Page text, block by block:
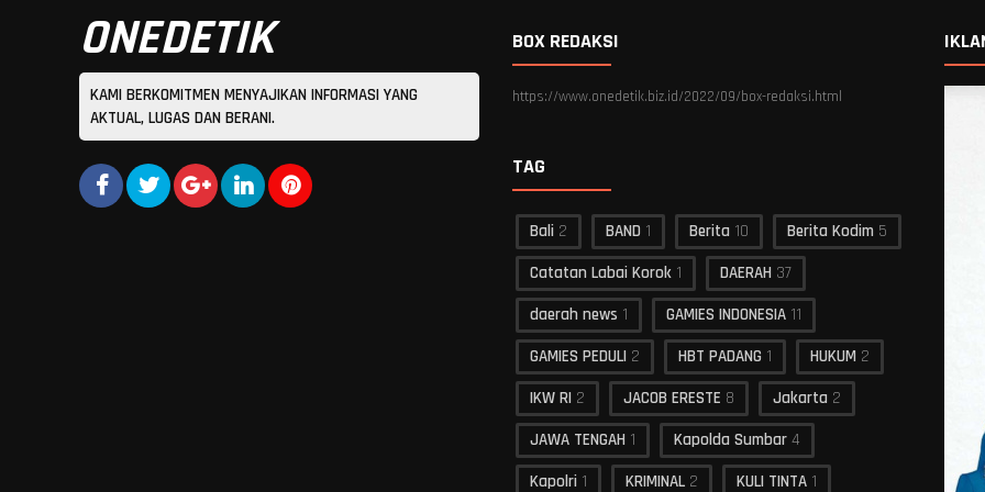
ONEDETIK
KAMI BERKOMITMEN MENYAJIKAN INFORMASI YANG
AKTUAL, LUGAS DAN BERANI.
BOX REDAKSI
https://www.onedetik.biz.id/2022/09/box-redaksi.html
TAG
Bali 2 BAND 1 Berita 10 Berita Kodim 5
Catatan Labai Korok 1 DAERAH 37
daerah news 1 GAMIES INDONESIA 11
GAMIES PEDULI 2 HBT PADANG 1 HUKUM 2
IKW RI 2 JACOB ERESTE 8 Jakarta 2
JAWA TENGAH 1 Kapolda Sumbar 4
Kapolri 1 KRIMINAL 2 KULI TINTA 1